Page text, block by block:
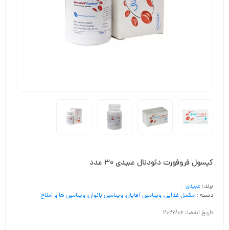
کپسول فروفورت دئودنال عبیدی 30 عدد
برند: عبیدی
دسته : مکمل غذایی,ویتامین آقایان,ویتامین بانوان,ویتامین ها و املاح
تاریخ انقضا: 2026/06